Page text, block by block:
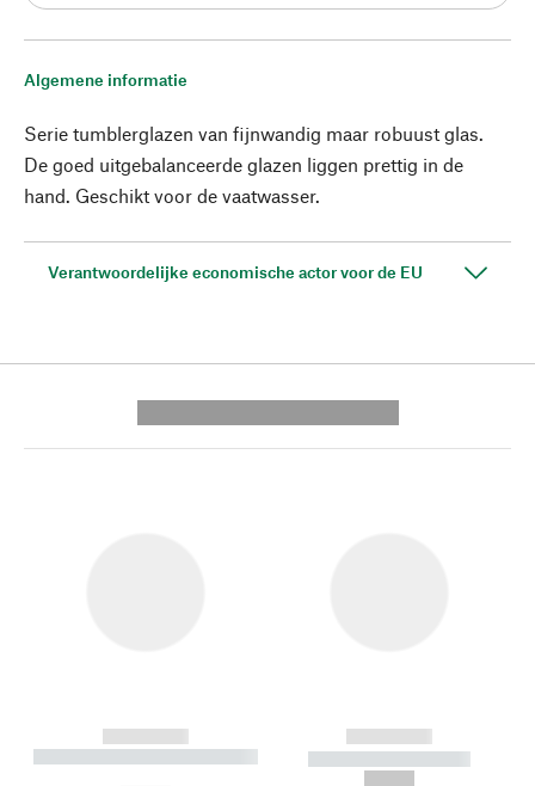
Algemene informatie
Serie tumblerglazen van fijnwandig maar robuust glas.
De goed uitgebalanceerde glazen liggen prettig in de
hand. Geschikt voor de vaatwasser.
Verantwoordelijke economische actor voor de EU
------------
----------- ----------- --------
------------
----------- -----------